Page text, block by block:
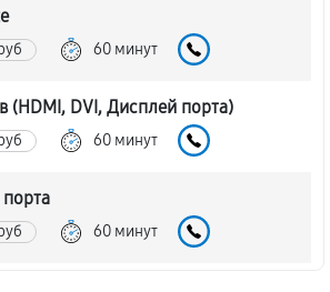
60 минут
(HDMI, DVI, Дисплей порта)
60 минут
60 минут